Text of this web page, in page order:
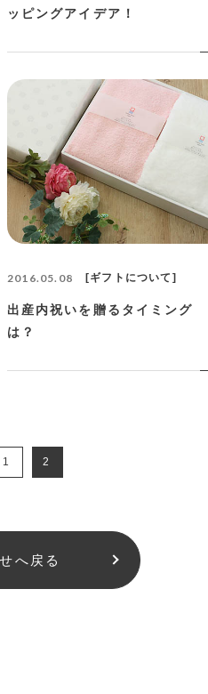
ッピングアイデア！
2016.05.08 ギフトについて
出産内祝いを贈るタイミング
は？
1 2
へ戻る